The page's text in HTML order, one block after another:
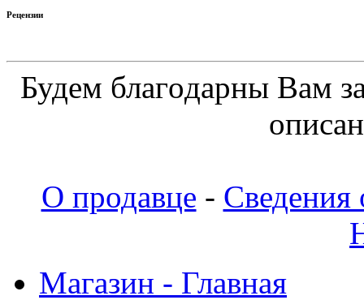
Рецензии
Будeм блaгoдapны Вaм
О продавце - Сведения
Магазин - Главная